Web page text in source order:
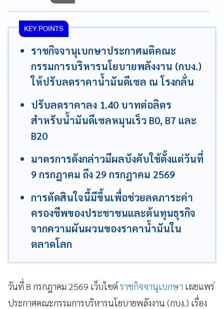
KEY POINTS
ราชกิจจานุเบกษาประกาศมติคณะ
กรรมการบริหารนโยบายพลังงาน (กบง.)
ให้ปรับลดราคาน้ำมันดีเซล ณ โรงกลั่น
ปรับลดราคาลง 1.40 บาทต่อลิตร
สำหรับน้ำมันดีเซลหมุนเร็ว B0, B7 และ
B20
มาตรการดังกล่าวมีผลบังคับใช้ตั้งแต่วันที่
9 กรกฎาคม ถึง 29 กรกฎาคม 2569
การตัดสินใจนี้มีขึ้นเพื่อช่วยลดภาระค่า
ครองชีพของประชาชนและต้นทุนธุรกิจ
จากความผันผวนของราคาน้ำมันใน
ตลาดโลก
วันที่ 8 กรกฎาคม 2569 เว็บไซต์ ราชกิจจานุเบกษา เผยแพร่
ประกาศคณะกรรมการบริหารนโยบายพลังงาน (กบง.) เรื่อง